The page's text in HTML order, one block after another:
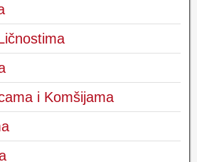
i Komšijama